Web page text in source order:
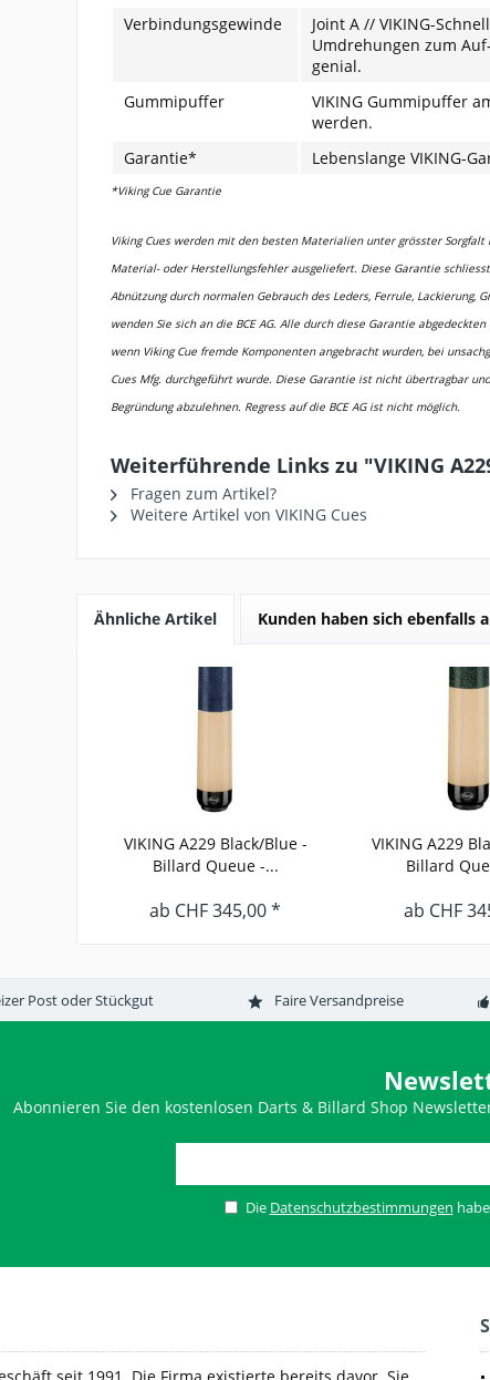
Verbindungsgewinde
Joint A // VIKING-
Umdrehungen zum
genial.
Gummipuffer
VIKING Gummipuffer
werden.
Garantie*
Lebenslange VIKING-
*Viking Cue Garantie
Viking Cues werden mit den besten Materialien unter grösster
Material- oder Herstellungsfehler ausgeliefert. Diese Garantie
Abnützung durch normalen Gebrauch des Leders, Ferrule, Lackierung,
wenden Sie sich an die BCE AG. Alle durch diese Garantie
wenn Viking Cue fremde Komponenten angebracht wurden, bei
Cues Mfg. durchgeführt wurde. Diese Garantie ist nicht übertragbar
Begründung abzulehnen. Regress auf die BCE AG ist nicht möglich.
Weiterführende Links zu "VIKING
Fragen zum Artikel?
Weitere Artikel von VIKING Cues
Ähnliche Artikel Kunden haben sich ebenfalls
VIKING A229 Black/Blue -
Billard Queue -...
ab CHF 345,00 *
VIKING A229
Billard
ab CHF
Post oder Stückgut Faire Versandpreise
Abonnieren Sie den kostenlosen Darts & Billard Shop
Die Datenschutzbestimmungen